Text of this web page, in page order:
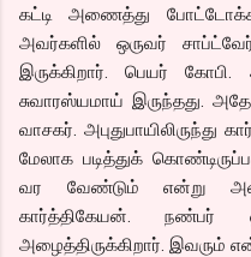
கட்டி அணைத்து
அவர்களில் ஒருவர்
இருக்கிறார். பெயர் கோபி.
சுவாரஸ்யமாய் இருந்தது.
வாசகர்.
மேலாக படித்துக்
வர வேண்டும் என்று
கார்த்திகேயன்.
அழைத்திருக்கிறார். இவரும்